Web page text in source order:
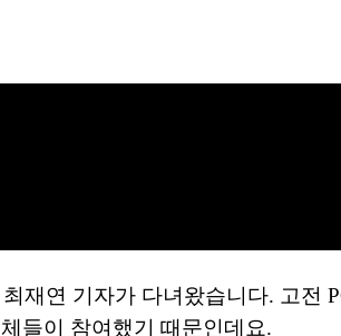
재연 기자가 다녀왔습니다. 고전
들이 참여했기 때문인데요.